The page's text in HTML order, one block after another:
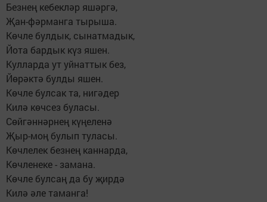
Безнең кебекләр яшәргә,
Җан-фәрманга тырыша.
Көчле булдык, сынатмадык,
Йота бардык күз яшен.
Кулларда ут уйнаттык без,
Йөрәктә булды яшен.
Көчле булсак та, нигәдер
Килә көчсез буласы.
Сөйгәннәрнең күңеленә
Җыр-моң булып туласы.
Көчлелек безнең каннарда,
Көчленеке - замана.
Көчле булсаң да бу җирдә
Килә әле таманга!